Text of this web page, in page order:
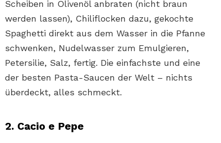
Scheiben in Olivenöl anbraten (nicht braun
werden lassen), Chiliflocken dazu, gekochte
Spaghetti direkt aus dem Wasser in die Pfanne
schwenken, Nudelwasser zum Emulgieren,
Petersilie, Salz, fertig. Die einfachste und eine
der besten Pasta-Saucen der Welt – nichts
überdeckt, alles schmeckt.
2. Cacio e Pepe